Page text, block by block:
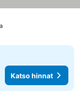
Katso hinnat